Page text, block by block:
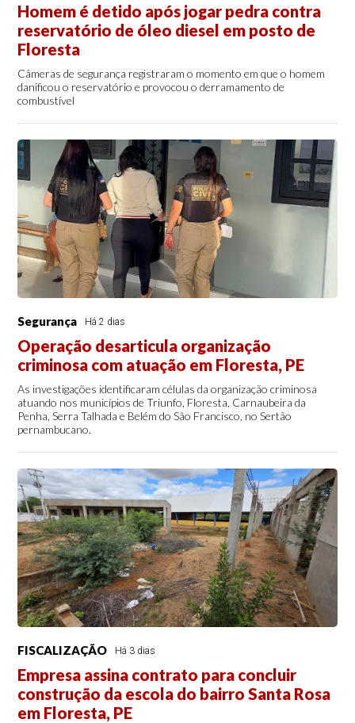
Homem é detido após jogar pedra contra
reservatório de óleo diesel em posto de
Floresta
Câmeras de segurança registraram o momento em que o homem
danificou o reservatório e provocou o derramamento de
combustível
Segurança Há 2 dias
Operação desarticula organização
criminosa com atuação em Floresta, PE
As investigações identificaram células da organização criminosa
atuando nos municípios de Triunfo, Floresta, Carnaubeira da
Penha, Serra Talhada e Belém do São Francisco, no Sertão
pernambucano.
FISCALIZAÇÃO Há 3 dias
Empresa assina contrato para concluir
construção da escola do bairro Santa Rosa
em Floresta, PE